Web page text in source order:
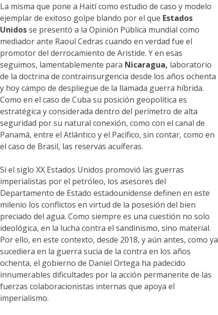
La misma que pone a Haití como estudio de caso y modelo
ejemplar de exitoso golpe blando por el que Estados
Unidosse presentó a la Opinión Pública mundial como
mediador ante Raoul Cedras cuando en verdad fue el
promotor del derrocamiento de Aristide. Y en esas
seguimos, lamentablemente para Nicaragua, laboratorio
de la doctrina de contrainsurgencia desde los años ochenta
y hoy campo de despliegue de la llamada guerra híbrida.
Como en el caso de Cuba su posición geopolítica es
estratégica y considerada dentro del perímetro de alta
seguridad por su natural conexión, como con el canal de
Panamá, entre el Atlántico y el Pacífico, sin contar, como en
el caso de Brasil, las reservas acuíferas.
Si el siglo XX Estados Unidos promovió las guerras
imperialistas por el petróleo, los asesores del
Departamento de Estado estadounidense definen en este
milenio los conflictos en virtud de la posesión del bien
preciado del agua. Como siempre es una cuestión no solo
ideológica, en la lucha contra el sandinismo, sino material.
Por ello, en este contexto, desde 2018, y aún antes, como ya
sucediera en la guerra sucia de la contra en los años
ochenta, el gobierno de Daniel Ortega ha padecido
innumerables dificultades por la acción permanente de las
fuerzas colaboracionistas internas que apoya el
imperialismo.